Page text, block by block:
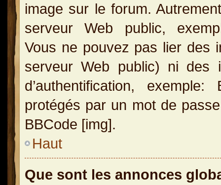
image sur le forum.
serveur Web public,
Vous ne pouvez pas lier des
serveur Web public) ni des
d’authentification,
protégés par un mot de
BBCode [img].
Haut
Que sont les annonces